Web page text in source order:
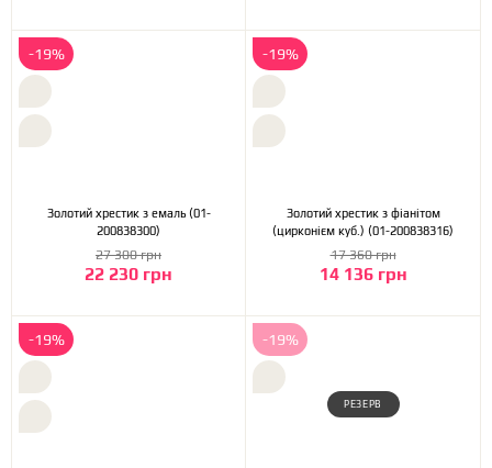
-19%
Золотий хрестик з емаль (01-
200838300)
22 230 грн
27 300 грн
-19%
Золотий хрестик з фіанітом
(цирконієм куб.) (01-200838316)
14 136 грн
17 360 грн
-19% -19%
РЕЗЕРВ